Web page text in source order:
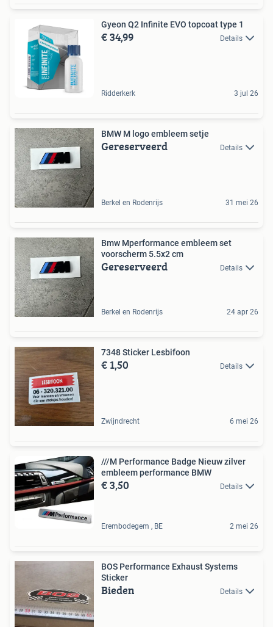
Gyeon Q2 Infinite EVO topcoat type 1
€ 34,99 Details
Ridderkerk 3 jul 26
BMW M logo embleem setje
Gereserveerd Details
Berkel en Rodenrijs 31 mei 26
Bmw Mperformance embleem set
voorscherm 5.5x2 cm
Gereserveerd Details
Berkel en Rodenrijs 24 apr 26
7348 Sticker Lesbifoon
€ 1,50 Details
Zwijndrecht 6 mei 26
///M Performance Badge Nieuw zilver
embleem performance BMW
€ 3,50 Details
Erembodegem , BE 2 mei 26
BOS Performance Exhaust Systems
Sticker
Bieden Details